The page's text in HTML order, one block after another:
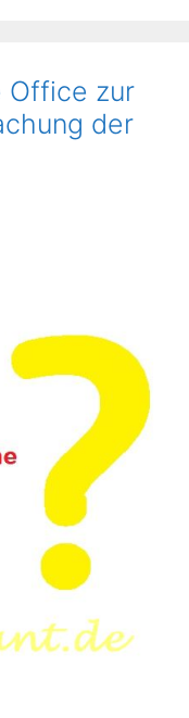
Office zur
der